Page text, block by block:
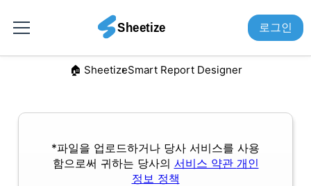
로그인
🏠︎ SheetizeSmart Report Designer
*파일을 업로드하거나 당사 서비스를 사용
함으로써 귀하는 당사의 서비스 약관 개인
정보 정책